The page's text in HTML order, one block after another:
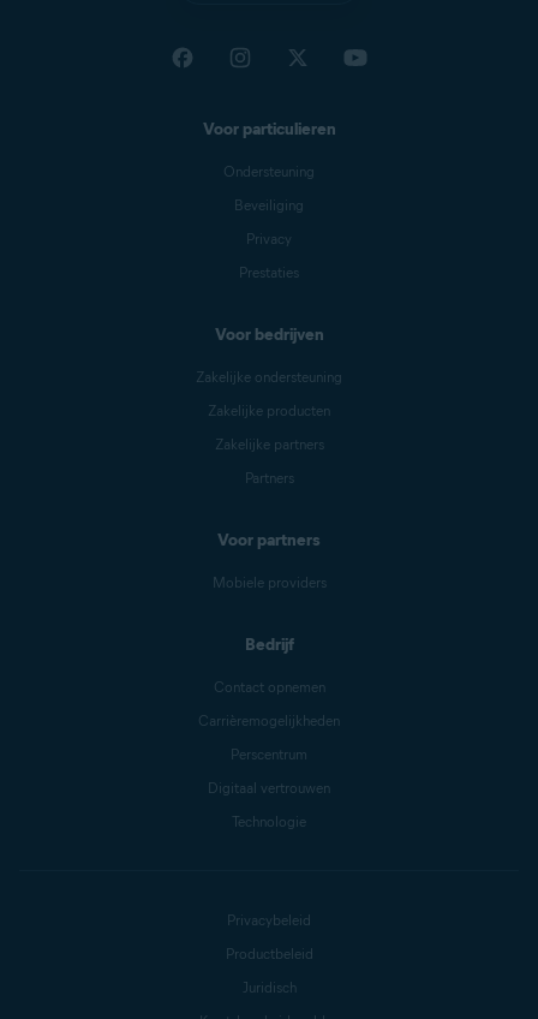
Voor particulieren
Ondersteuning
Beveiliging
Privacy
Prestaties
Voor bedrijven
Zakelijke ondersteuning
Zakelijke producten
Zakelijke partners
Partners
Voor partners
Mobiele providers
Bedrijf
Contact opnemen
Carrièremogelijkheden
Perscentrum
Digitaal vertrouwen
Technologie
Privacybeleid
Productbeleid
Juridisch